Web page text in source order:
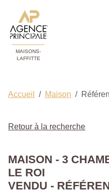
MAISONS-
LAFFITTE
Accueil Maison
Retour à la recherche
MAISON - 3
LE ROI
VENDU -